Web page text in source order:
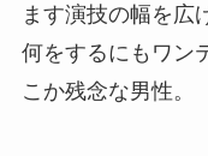
ます演技の幅を広
何をするにもワン
こか残念な男性。